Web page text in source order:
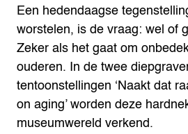
Een hedendaagse
worstelen, is de vraag: wel of
Zeker als het gaat om
ouderen. In de twee
tentoonstellingen ‘Naakt dat
on aging’ worden deze
museumwereld verkend.